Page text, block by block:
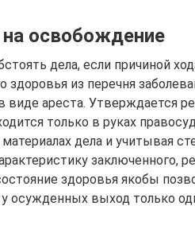
освобождение
дела, если причиной
здоровья из перечня
виде ареста. Утверждается
только в руках
дела и учитывая
заключенного,
здоровья якобы
у осужденных выход только